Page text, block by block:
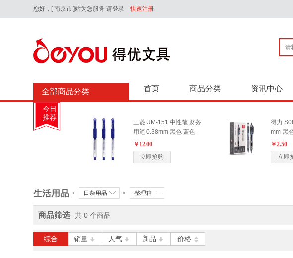
您好， [ 南京市 ]站为您服务 请登录 快速注册
全部商品分类 首页 商品分类 资讯中心
今日
推荐
三菱 UM-151 中性笔 财务
用笔 0.38mm 黑色 蓝色
￥12.00
立即抢购
得力
mm-黑
￥2.50
立即
晨光 ARPB1801 0.5mm 水
性中性笔初色-黑色
生活用品 > 日杂用品 > 整理箱
商品筛选 共 0 个商品
综合 销量 人气 新品 价格